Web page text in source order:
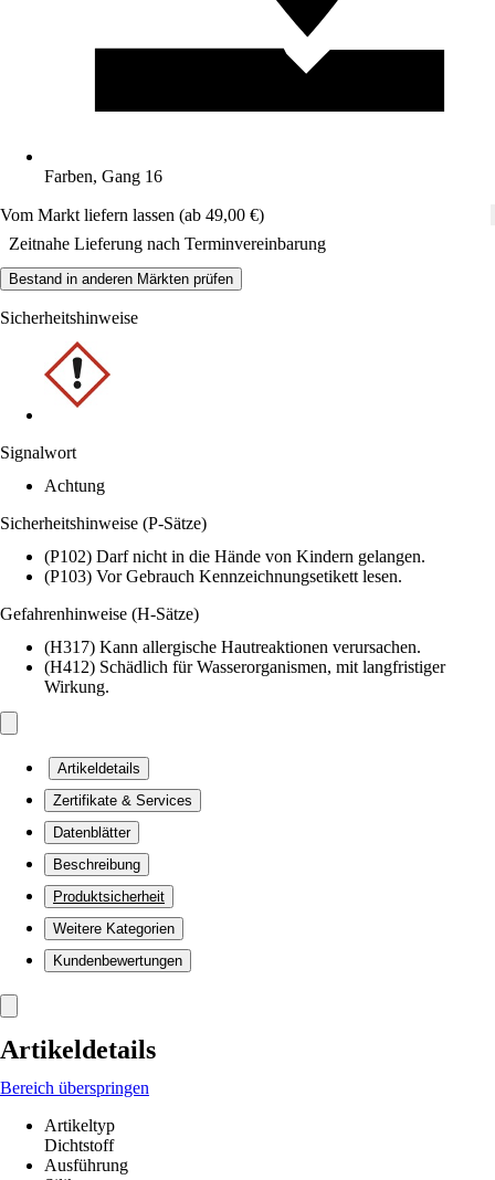
Farben, Gang 16
Vom Markt liefern lassen (ab 49,00 €)
Zeitnahe Lieferung nach Terminvereinbarung
Bestand in anderen Märkten prüfen
Sicherheitshinweise
Signalwort
Achtung
Sicherheitshinweise (P-Sätze)
(P102) Darf nicht in die Hände von Kindern gelangen.
(P103) Vor Gebrauch Kennzeichnungsetikett lesen.
Gefahrenhinweise (H-Sätze)
(H317) Kann allergische Hautreaktionen verursachen.
(H412) Schädlich für Wasserorganismen, mit langfristiger
Wirkung.
Artikeldetails
Zertifikate & Services
Datenblätter
Beschreibung
Produktsicherheit
Weitere Kategorien
Kundenbewertungen
Artikeldetails
Bereich überspringen
Artikeltyp
Dichtstoff
Ausführung